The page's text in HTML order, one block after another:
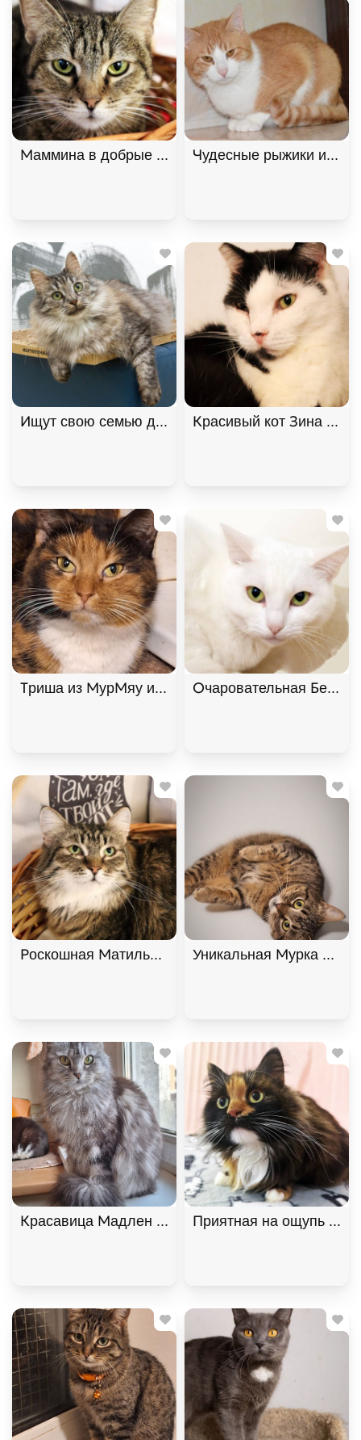
Маммина в добрые руки, Полосатый,Чудесные рыжики ищут
Ищут свою семью два "пушистых облака",
Красивый кот Зина
Триша из МурМяу ищет дом. В дар! ,
Очаровательная
Роскошная Матильда в хорошие руки! ,
Уникальная Мурка из
Красавица Мадлен из МурМяу ищет дом. В дар!,
Приятная на ощупь